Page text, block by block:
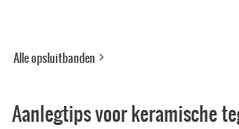
Alle opsluitbanden
Aanlegtips voor keramische